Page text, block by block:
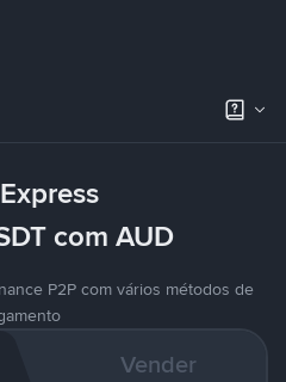
com AUD
P2P com vários métodos de
Vender